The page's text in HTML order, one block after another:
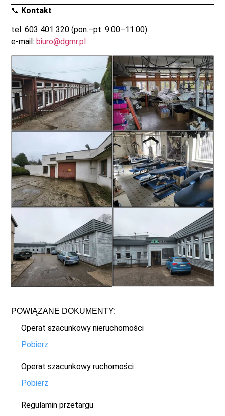
📞 Kontakt
tel. 603 401 320 (pon.–pt. 9:00–11:00)
e-mail: biuro@dgmr.pl
POWIĄZANE DOKUMENTY:
Operat szacunkowy nieruchomości
Pobierz
Operat szacunkowy ruchomości
Pobierz
Regulamin przetargu